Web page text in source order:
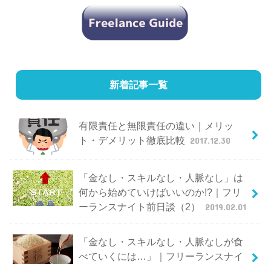
新着記事一覧
有限責任と無限責任の違い｜メリッ
ト・デメリット徹底比較 2017.12.30
「金なし・スキルなし・人脈なし」は
何から始めていけばいいのか!?｜フリ
ーランスナイト前日談（2）
2019.02.01
「金なし・スキルなし・人脈なしが食
べていくには…」｜フリーランスナイ